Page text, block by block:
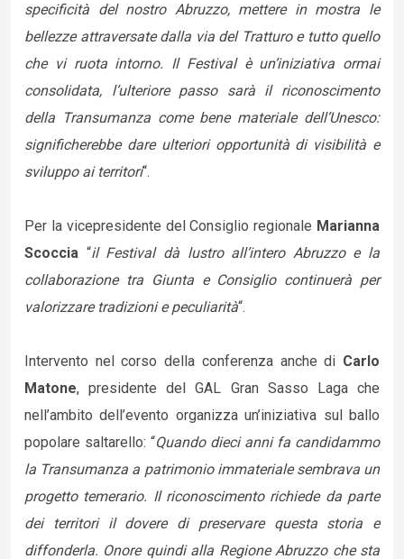
specificità del nostro Abruzzo, mettere in mostra le
bellezze attraversate dalla via del Tratturo e tutto quello
che vi ruota intorno. Il Festival è un’iniziativa ormai
consolidata, l’ulteriore passo sarà il riconoscimento
della Transumanza come bene materiale dell’Unesco:
significherebbe dare ulteriori opportunità di visibilità e
sviluppo ai territori“.
Per la vicepresidente del Consiglio regionale Marianna
Scoccia “il Festival dà lustro all’intero Abruzzo e la
collaborazione tra Giunta e Consiglio continuerà per
valorizzare tradizioni e peculiarità“.
Intervento nel corso della conferenza anche di Carlo
Matone, presidente del GAL Gran Sasso Laga che
nell’ambito dell’evento organizza un’iniziativa sul ballo
popolare saltarello: “Quando dieci anni fa candidammo
la Transumanza a patrimonio immateriale sembrava un
progetto temerario. Il riconoscimento richiede da parte
dei territori il dovere di preservare questa storia e
diffonderla. Onore quindi alla Regione Abruzzo che sta